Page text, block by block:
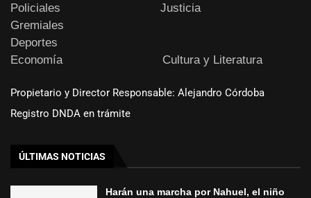
Policiales
Justicia
Gremiales
Deportes
Economía
Cultura y Literatura
Propietario y Director Responsable: Alejandro Córdoba
Registro DNDA en trámite
ÚLTIMAS NOTICIAS
Harán una marcha por Nahuel, el niño